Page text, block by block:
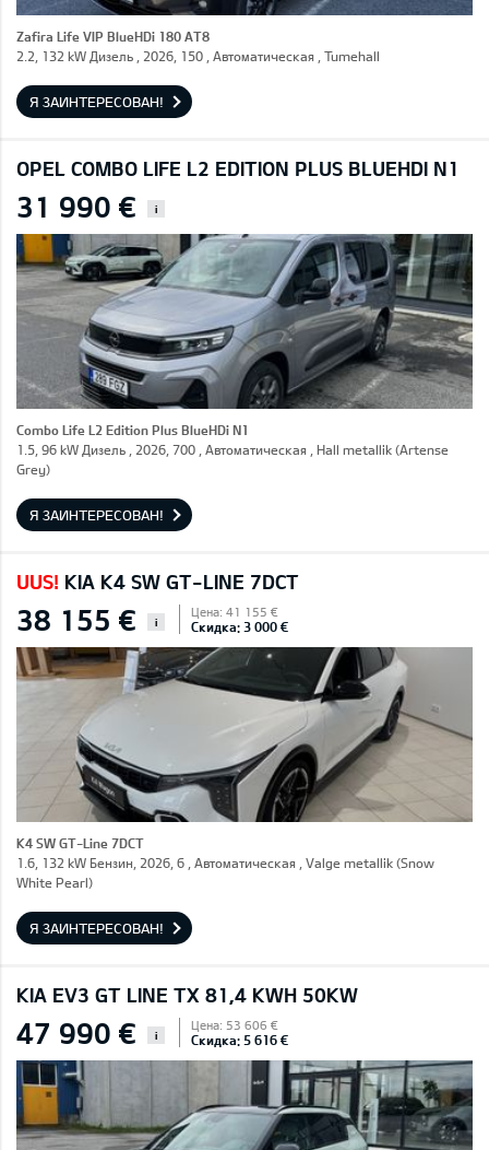
Zafira Life VIP BlueHDi 180 AT8
2.2, 132 kW Дизель , 2026, 150 , Автоматическая , Tumehall
Я ЗАИНТЕРЕСОВАН!
OPEL COMBO LIFE L2 EDITION PLUS BLUEHDI N1
31 990 € i
Combo Life L2 Edition Plus BlueHDi N1
1.5, 96 kW Дизель , 2026, 700 , Автоматическая , Hall metallik (Artense
Grey)
Я ЗАИНТЕРЕСОВАН!
UUS! KIA K4 SW GT-LINE 7DCT
38 155 € i
Цена: 41 155 €
Скидка: 3 000 €
K4 SW GT-Line 7DCT
1.6, 132 kW Бензин, 2026, 6 , Автоматическая , Valge metallik (Snow
White Pearl)
Я ЗАИНТЕРЕСОВАН!
KIA EV3 GT LINE TX 81,4 KWH 50KW
47 990 € i
Цена: 53 606 €
Скидка: 5 616 €